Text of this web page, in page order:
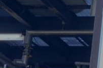
人的資源